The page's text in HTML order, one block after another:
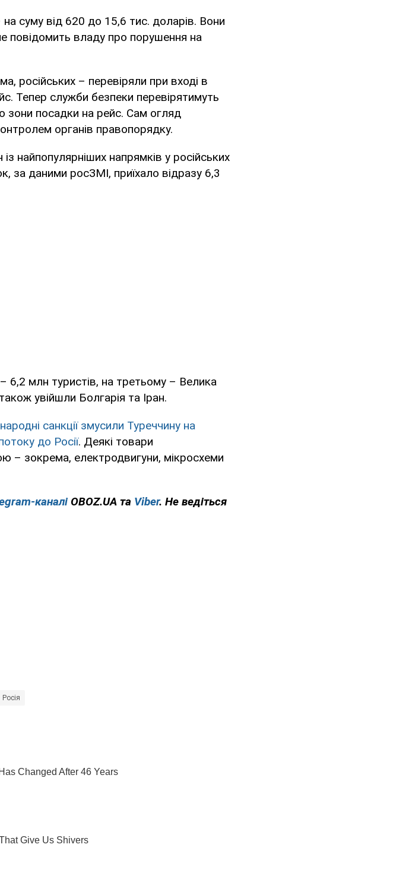
суму від 620 до 15,6 тис. доларів. Вони
повідомить владу про порушення на
російських – перевіряли при вході в
Тепер служби безпеки перевірятимуть
зони посадки на рейс. Сам огляд
органів правопорядку.
найпопулярніших напрямків у російських
за даними росЗМІ, приїхало відразу 6,3
6,2 млн туристів, на третьому – Велика
увійшли Болгарія та Іран.
санкції змусили Туреччину на
до Росії. Деякі товари
– зокрема, електродвигуни, мікросхеми
каналі OBOZ.UA та Viber. Не ведіться
Росія